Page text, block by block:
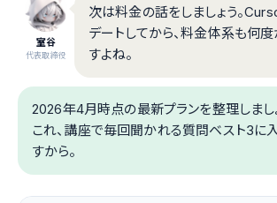
室谷
代表取締役
次は料金の話をしましょう。
デートしてから、料金体系も何
すよね。
2026年4月時点の最新プランを整理しまし
これ、講座で毎回聞かれる質問ベスト3に
すから。